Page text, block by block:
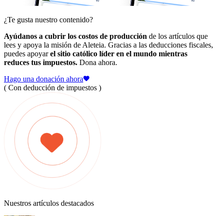
¿Te gusta nuestro contenido?
Ayúdanos a cubrir los costos de producción de los artículos que
lees y apoya la misión de Aleteia. Gracias a las deducciones fiscales,
puedes apoyarel sitio católico líder en el mundo mientras
reduces tus impuestos. Dona ahora.
Hago una donación ahora
( Con deducción de impuestos )
Nuestros artículos destacados